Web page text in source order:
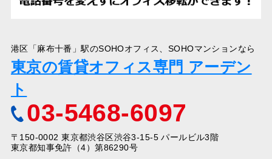
港区「麻布十番」駅のSOHOオフィス、SOHOマンションなら
東京の賃貸オフィス専門 アーデン
ト
03-5468-6097
〒150-0002 東京都渋谷区渋谷3-15-5 パールビル3階
東京都知事免許（4）第86290号